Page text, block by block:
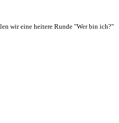
wir eine heitere Runde "Wer bin ich?"